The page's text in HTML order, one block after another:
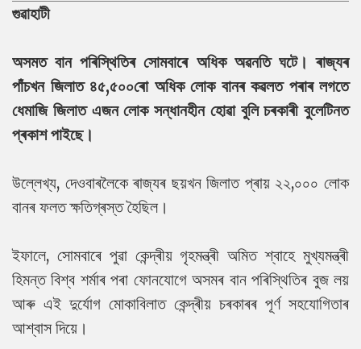
গুৱাহাটী
অসমত বান পৰিস্থিতিৰ সোমবাৰে অধিক অৱনতি ঘটে। ৰাজ্যৰ
পাঁচখন জিলাত ৪৫,৫০০ৰো অধিক লোক বানৰ কৱলত পৰাৰ লগতে
ধেমাজি জিলাত এজন লোক সন্ধানহীন হোৱা বুলি চৰকাৰী বুলেটিনত
প্ৰকাশ পাইছে।
উল্লেখ্য, দেওবাৰলৈকে ৰাজ্যৰ ছয়খন জিলাত প্ৰায় ২২,০০০ লোক
বানৰ ফলত ক্ষতিগ্ৰস্ত হৈছিল।
ইফালে, সোমবাৰে পুৱা কেন্দ্ৰীয় গৃহমন্ত্ৰী অমিত শ্বাহে মুখ্যমন্ত্ৰী
হিমন্ত বিশ্ব শৰ্মাৰ পৰা ফোনযোগে অসমৰ বান পৰিস্থিতিৰ বুজ লয়
আৰু এই দুৰ্যোগ মোকাবিলাত কেন্দ্ৰীয় চৰকাৰৰ পূৰ্ণ সহযোগিতাৰ
আশ্বাস দিয়ে।